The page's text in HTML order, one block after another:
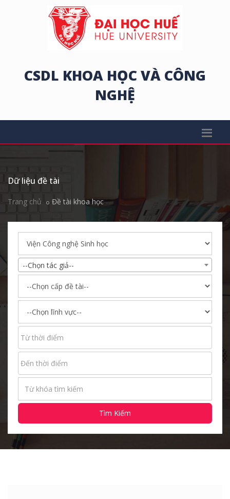
CSDL KHOA HỌC VÀ CÔNG
NGHỆ
Dữ liệu đề tài
Trang chủ Đề tài khoa học
--Chọn tác giả--
Tìm Kiếm